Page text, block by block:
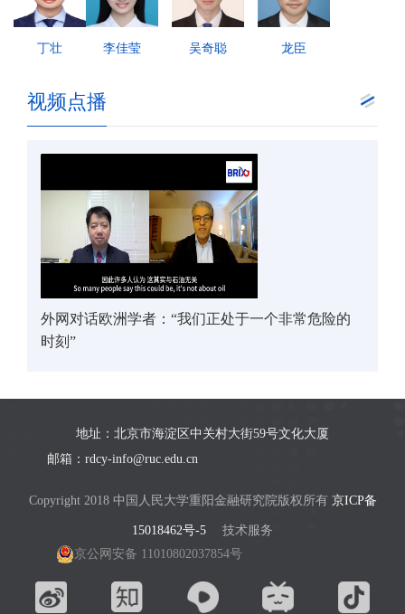
丁壮 李佳莹 吴奇聪 龙臣
视频点播
外网对话欧洲学者：“我们正处于一个非常危险的
时刻”
地址：北京市海淀区中关村大街59号文化大厦
邮箱：rdcy-info@ruc.edu.cn
Copyright 2018 中国人民大学重阳金融研究院版权所有 京ICP备
15018462号-5
技术服务
京公网安备 11010802037854号